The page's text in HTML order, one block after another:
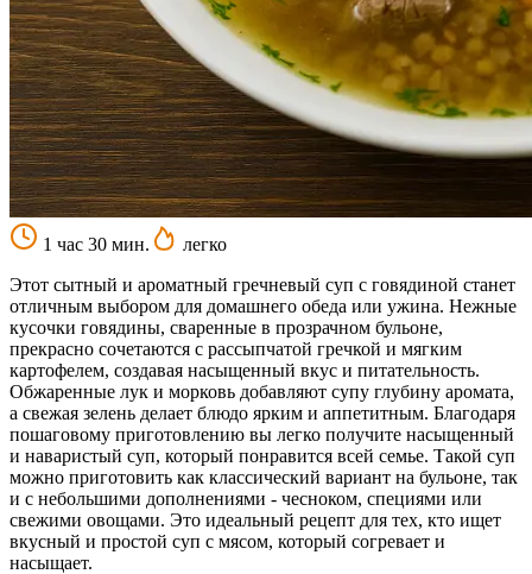
1 час 30 мин.
легко
Этот сытный и ароматный гречневый суп с говядиной станет
отличным выбором для домашнего обеда или ужина. Нежные
кусочки говядины, сваренные в прозрачном бульоне,
прекрасно сочетаются с рассыпчатой гречкой и мягким
картофелем, создавая насыщенный вкус и питательность.
Обжаренные лук и морковь добавляют супу глубину аромата,
а свежая зелень делает блюдо ярким и аппетитным. Благодаря
пошаговому приготовлению вы легко получите насыщенный
и наваристый суп, который понравится всей семье. Такой суп
можно приготовить как классический вариант на бульоне, так
и с небольшими дополнениями - чесноком, специями или
свежими овощами. Это идеальный рецепт для тех, кто ищет
вкусный и простой суп с мясом, который согревает и
насыщает.